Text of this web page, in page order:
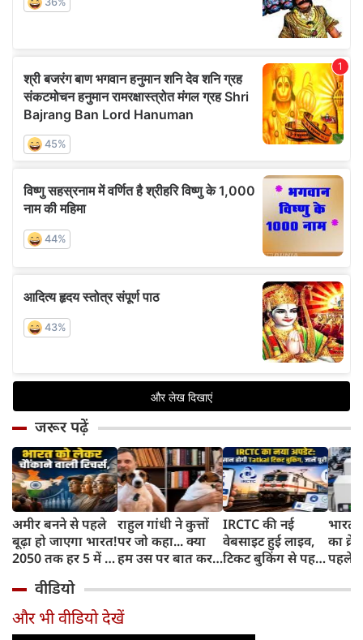
जरूर पढ़ें
अमीर बनने से पहले
बूढ़ा हो जाएगा भारत!
2050 तक हर 5 में 1
साल से ज्यादा उम्र का
राहुल गांधी ने कुत्तों
पर जो कहा... क्या
हम उस पर बात कर
IRCTC की नई
वेबसाइट हुई लाइव,
टिकट बुकिंग से पहले
काम, जानें पूरा
भारत
का
पहले
और
वीडियो
और भी वीडियो देखें